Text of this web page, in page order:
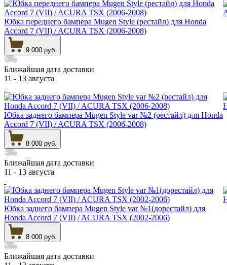
Юбка переднего бампера Mugen Style (рестайл) для Honda
Accord 7 (VII) / ACURA TSX (2006-2008)
9 000 руб.
Ближайшая дата доставки
11 - 13 августа
Юбка заднего бампера Mugen Style var №2 (рестайл) для Honda
Accord 7 (VII) / ACURA TSX (2006-2008)
8 000 руб.
Ближайшая дата доставки
11 - 13 августа
Юбка заднего бампера Mugen Style var №1(дорестайл) для
Honda Accord 7 (VII) / ACURA TSX (2002-2006)
8 000 руб.
Ближайшая дата доставки